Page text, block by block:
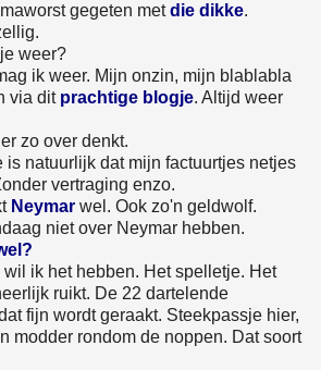
gegeten metdie dikke.
weer?
ik weer. Mijn onzin, mijn blablabla
via dit prachtige blogje. Altijd weer
zo over denkt.
is natuurlijk dat mijn factuurtjes netjes
vertraging enzo.
Neymar wel. Ook zo'n geldwolf.
niet over Neymar hebben.
wil ik het hebben. Het spelletje. Het
ruikt. De 22 dartelende
fijn wordt geraakt. Steekpassje hier,
modder rondom de noppen. Dat soort